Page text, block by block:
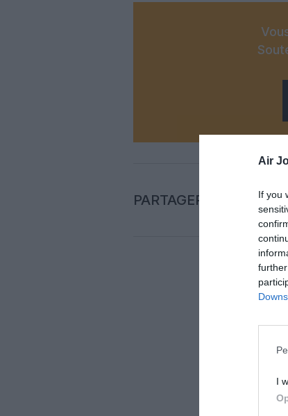
Air
If you
I
PARTAGER L'ARTICLE